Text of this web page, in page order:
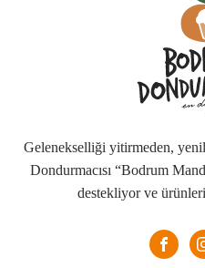
Gelenekselliği yitirmeden,
Dondurmacısı “Bodrum
destekliyor ve